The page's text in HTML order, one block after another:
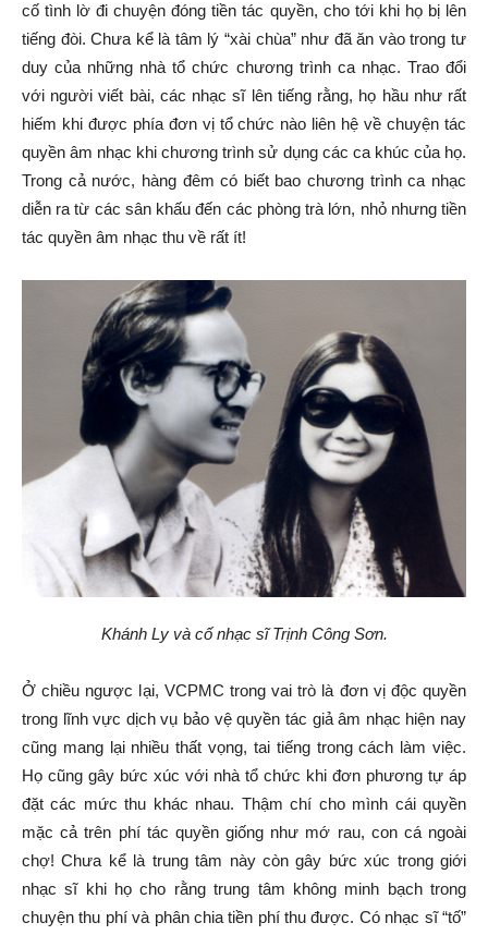
cố tình lờ đi chuyện đóng tiền tác quyền, cho tới khi họ bị lên
tiếng đòi. Chưa kể là tâm lý “xài chùa” như đã ăn vào trong tư
duy của những nhà tổ chức chương trình ca nhạc. Trao đổi
với người viết bài, các nhạc sĩ lên tiếng rằng, họ hầu như rất
hiếm khi được phía đơn vị tổ chức nào liên hệ về chuyện tác
quyền âm nhạc khi chương trình sử dụng các ca khúc của họ.
Trong cả nước, hàng đêm có biết bao chương trình ca nhạc
diễn ra từ các sân khấu đến các phòng trà lớn, nhỏ nhưng tiền
tác quyền âm nhạc thu về rất ít!
Khánh Ly và cố nhạc sĩ Trịnh Công Sơn.
Ở chiều ngược lại, VCPMC trong vai trò là đơn vị độc quyền
trong lĩnh vực dịch vụ bảo vệ quyền tác giả âm nhạc hiện nay
cũng mang lại nhiều thất vọng, tai tiếng trong cách làm việc.
Họ cũng gây bức xúc với nhà tổ chức khi đơn phương tự áp
đặt các mức thu khác nhau. Thậm chí cho mình cái quyền
mặc cả trên phí tác quyền giống như mớ rau, con cá ngoài
chợ! Chưa kể là trung tâm này còn gây bức xúc trong giới
nhạc sĩ khi họ cho rằng trung tâm không minh bạch trong
chuyện thu phí và phân chia tiền phí thu được. Có nhạc sĩ “tố”